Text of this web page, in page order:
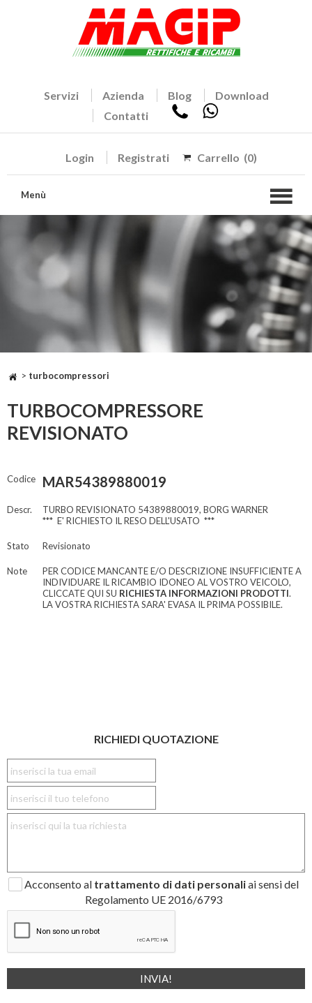
Servizi Azienda Blog
Download
Contatti
Login Registrati Carrello (0)
Menù
> turbocompressori
TURBOCOMPRESSORE
REVISIONATO
Codice MAR54389880019
Descr.
TURBO REVISIONATO 54389880019, BORG WARNER
*** E' RICHIESTO IL RESO DELL'USATO ***
Stato Revisionato
Note
PER CODICE MANCANTE E/O DESCRIZIONE INSUFFICIENTE A
INDIVIDUARE IL RICAMBIO IDONEO AL VOSTRO VEICOLO,
CLICCATE QUI SU RICHIESTA INFORMAZIONI PRODOTTI.
LA VOSTRA RICHIESTA SARA' EVASA IL PRIMA POSSIBILE.
RICHIEDI QUOTAZIONE
Acconsento al trattamento di dati personaliai sensi del
Regolamento UE 2016/6793